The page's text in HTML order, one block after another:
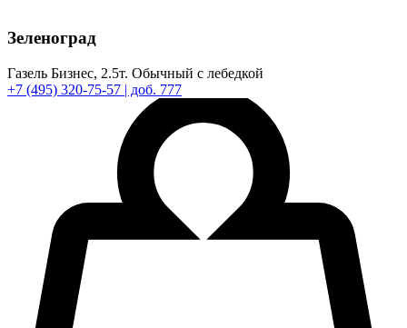
Зеленоград
Газель Бизнес, 2.5т. Обычный с лебедкой
+7 (495) 320-75-57 | доб. 777